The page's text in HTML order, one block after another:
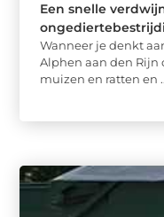
Een snelle
Wanneer je denkt
Alphen aan den
muizen en ratten en